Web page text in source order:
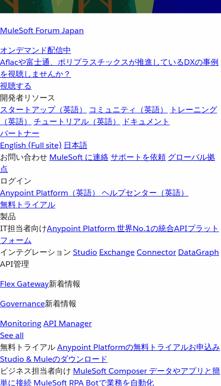
MuleSoft Forum Japan
オンデマンド配信中
Aflacや富士通、ポリプラスチックスが推進しているDXの事例
を視聴しませんか？
視聴する
開発者リソース
スタートアップ（英語）
コミュニティ（英語）
トレーニング
（英語）
チュートリアル（英語）
ドキュメント
パートナー
English (Full site) 日本語
お問い合わせ MuleSoft に連絡サポートを依頼 グローバル拠
点
ログイン
Anypoint Platform（英語） ヘルプセンター（英語）
無料トライアル
製品
IT担当者向けAnypoint Platform 世界No.1の統合APIプラット
フォーム
インテグレーション Studio ExchangeConnector DataGraph
API管理
Flex Gateway新着情報
Governance新着情報
MonitoringAPI Manager
See all
無料トライアルAnypoint Platformの無料トライアルお申込み
Studio & Muleのダウンロード
ビジネス担当者向け MuleSoft Composer データやアプリと簡
単に接続 MuleSoft RPA Botで業務を自動化